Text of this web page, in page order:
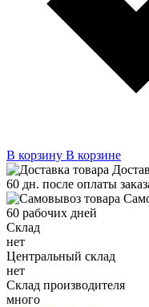
В корзину В корзине
60 дн. после оплаты
60 рабочих дней
Cклад
нет
Центральный склад
нет
Склад производителя
много